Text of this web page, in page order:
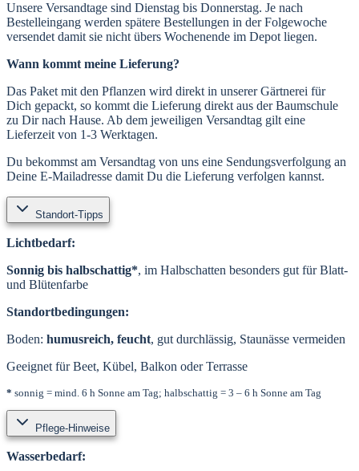
Unsere Versandtage sind Dienstag bis Donnerstag. Je nach
Bestelleingang werden spätere Bestellungen in der Folgewoche
versendet damit sie nicht übers Wochenende im Depot liegen.
Wann kommt meine Lieferung?
Das Paket mit den Pflanzen wird direkt in unserer Gärtnerei für
Dich gepackt, so kommt die Lieferung direkt aus der Baumschule
zu Dir nach Hause. Ab dem jeweiligen Versandtag gilt eine
Lieferzeit von 1-3 Werktagen.
Du bekommst am Versandtag von uns eine Sendungsverfolgung an
Deine E-Mailadresse damit Du die Lieferung verfolgen kannst.
Standort-Tipps
Lichtbedarf:
Sonnig bis halbschattig*, im Halbschatten besonders gut für Blatt-
und Blütenfarbe
Standortbedingungen:
Boden: humusreich, feucht, gut durchlässig, Staunässe vermeiden
Geeignet für Beet, Kübel, Balkon oder Terrasse
* sonnig = mind. 6 h Sonne am Tag; halbschattig = 3 – 6 h Sonne am Tag
Pflege-Hinweise
Wasserbedarf: